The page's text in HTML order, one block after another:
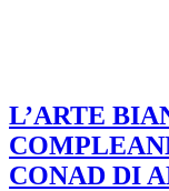
L’ARTE
CONAD DI